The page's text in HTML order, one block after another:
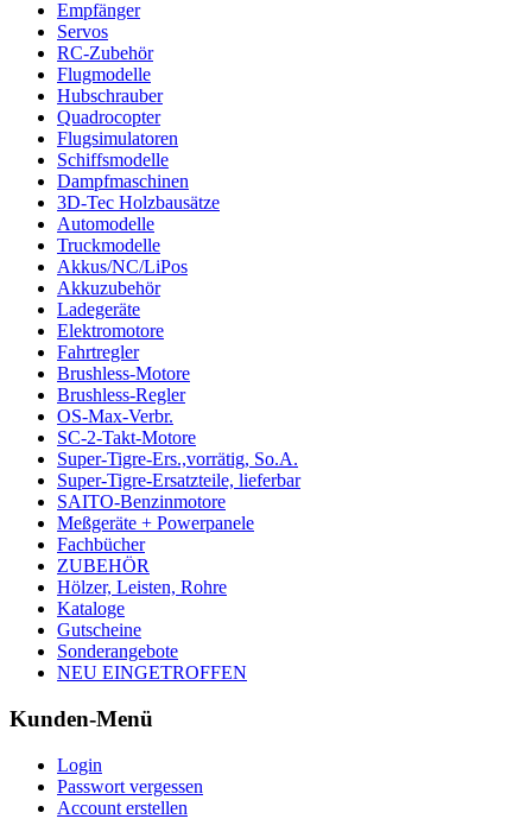
Empfänger
Servos
RC-Zubehör
Flugmodelle
Hubschrauber
Quadrocopter
Flugsimulatoren
Schiffsmodelle
Dampfmaschinen
3D-Tec Holzbausätze
Automodelle
Truckmodelle
Akkus/NC/LiPos
Akkuzubehör
Ladegeräte
Elektromotore
Fahrtregler
Brushless-Motore
Brushless-Regler
OS-Max-Verbr.
SC-2-Takt-Motore
Super-Tigre-Ers.,vorrätig, So.A.
Super-Tigre-Ersatzteile, lieferbar
SAITO-Benzinmotore
Meßgeräte + Powerpanele
Fachbücher
ZUBEHÖR
Hölzer, Leisten, Rohre
Kataloge
Gutscheine
Sonderangebote
NEU EINGETROFFEN
Kunden-Menü
Login
Passwort vergessen
Account erstellen